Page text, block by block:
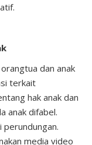
dan anak
terkait
hak anak dan
anak difabel.
perundungan.
media video